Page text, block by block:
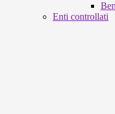
Enti controllati